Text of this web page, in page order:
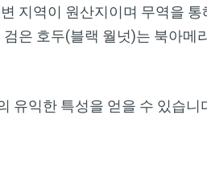
지역이 원산지이며 무역을
은 호두(블랙 월넛)는 북아메
유익한 특성을 얻을 수 있습니